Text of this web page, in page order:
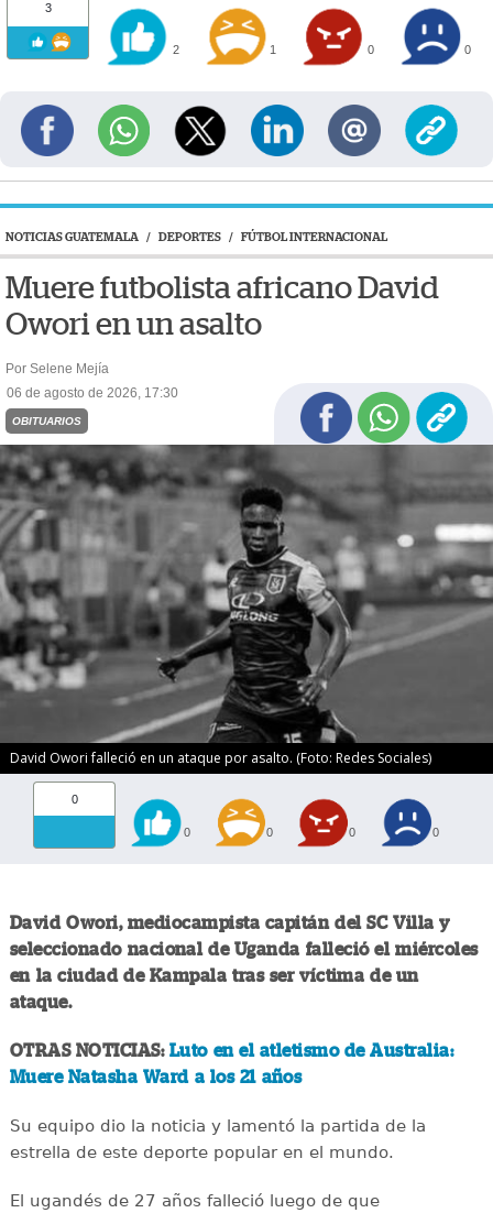
3
2 1 0 0
NOTICIAS GUATEMALA / DEPORTES / FÚTBOL INTERNACIONAL
Muere futbolista africano David
Owori en un asalto
Por Selene Mejía
06 de agosto de 2026, 17:30
OBITUARIOS
David Owori falleció en un ataque por asalto. (Foto: Redes Sociales)
0
0 0 0 0
David Owori, mediocampista capitán del SC Villa y
seleccionado nacional de Uganda falleció el miércoles
en la ciudad de Kampala tras ser víctima de un
ataque.
OTRAS NOTICIAS: Luto en el atletismo de Australia:
Muere Natasha Ward a los 21 años
Su equipo dio la noticia y lamentó la partida de la
estrella de este deporte popular en el mundo.
El ugandés de 27 años falleció luego de que